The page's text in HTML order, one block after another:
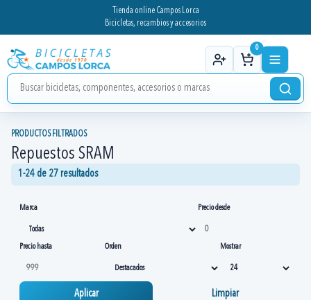
Tienda online Campos Lorca
Bicicletas, recambios y accesorios
0
PRODUCTOS FILTRADOS
Repuestos SRAM
1-24 de 27 resultados
Marca Precio desde
Precio hasta Orden Mostrar
Aplicar Limpiar